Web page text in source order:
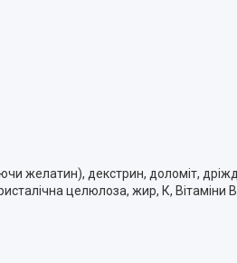
желатин), декстрин, доломіт,
целюлоза, жир, К, Вітаміни